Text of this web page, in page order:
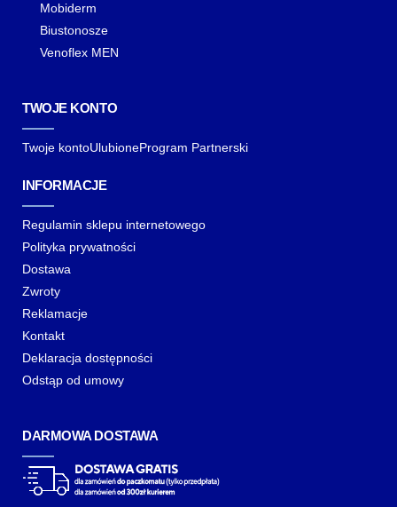
Mobiderm
Biustonosze
Venoflex MEN
TWOJE KONTO
Twoje kontoUlubioneProgram Partnerski
INFORMACJE
Regulamin sklepu internetowego
Polityka prywatności
Dostawa
Zwroty
Reklamacje
Kontakt
Deklaracja dostępności
Odstąp od umowy
DARMOWA DOSTAWA